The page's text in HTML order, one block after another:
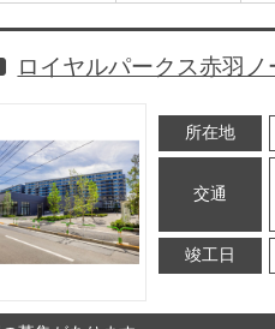
新築
ロイヤルパークス赤羽ノ
所在地
交通
竣工日